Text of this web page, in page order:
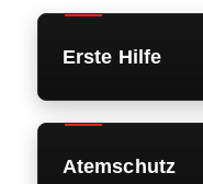
Erste Hilfe
Atemschutz